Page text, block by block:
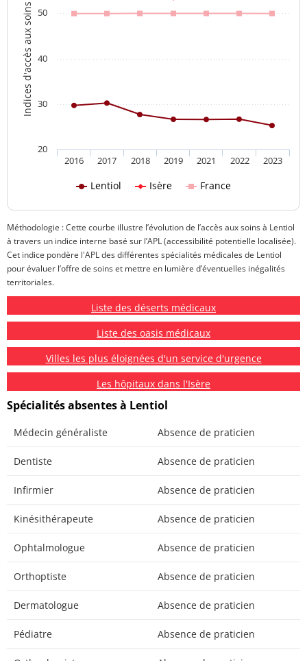
Indices d'accès aux soins
Lentiol Isère France
2016 2017 2018 2019 2021 2022 2023
20
30
40
50
Méthodologie : Cette courbe illustre l’évolution de l’accès aux soins à Lentiol
à travers un indice interne basé sur l’APL (accessibilité potentielle localisée).
Cet indice pondère l'APL des différentes spécialités médicales de Lentiol
pour évaluer l’offre de soins et mettre en lumière d’éventuelles inégalités
territoriales.
Liste des déserts médicaux
Liste des oasis médicaux
Villes les plus éloignées d'un service d'urgence
Les hôpitaux dans l'Isère
Spécialités absentes à Lentiol
Médecin généraliste Absence de praticien
Dentiste Absence de praticien
Infirmier Absence de praticien
Kinésithérapeute Absence de praticien
Ophtalmologue Absence de praticien
Orthoptiste Absence de praticien
Dermatologue Absence de praticien
Pédiatre Absence de praticien